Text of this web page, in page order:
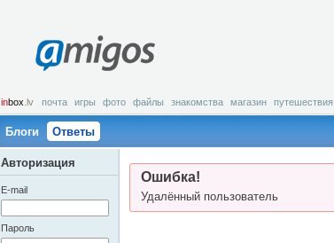
amigos
inbox .lv почта игры фото файлы знакомства магазин путешествия
Блоги Ответы
Ошибка!
Удалённый пользователь
Авторизация
E-mail
Пароль